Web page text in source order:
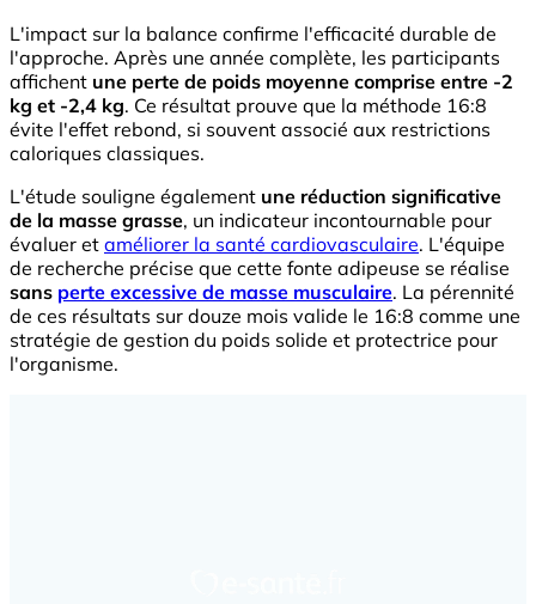
L'impact sur la balance confirme l'efficacité durable de
l'approche. Après une année complète, les participants
affichent une perte de poids moyenne comprise entre -2
kg et -2,4 kg. Ce résultat prouve que la méthode 16:8
évite l'effet rebond, si souvent associé aux restrictions
caloriques classiques.
L'étude souligne également une réduction significative
de la masse grasse, un indicateur incontournable pour
évaluer et améliorer la santé cardiovasculaire. L'équipe
de recherche précise que cette fonte adipeuse se réalise
sans perte excessive de masse musculaire. La pérennité
de ces résultats sur douze mois valide le 16:8 comme une
stratégie de gestion du poids solide et protectrice pour
l'organisme.